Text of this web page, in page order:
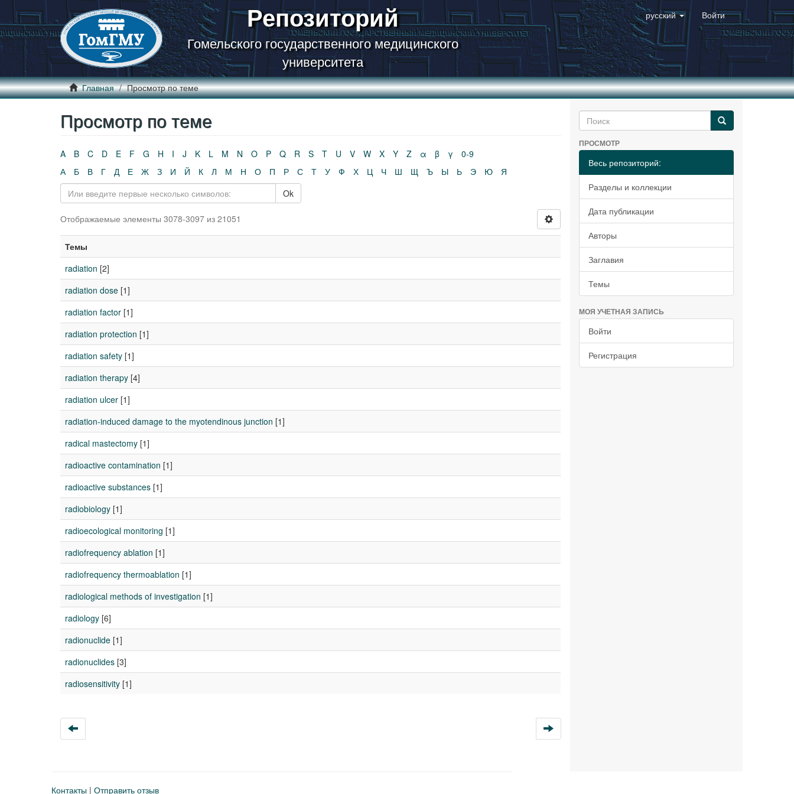
Репозиторий
Гомельского государственного медицинского
университета
русский Войти
Главная Просмотр по теме
Просмотр по теме
A B C D E F G H I J K L M N O P Q R S T U V W X Y Z α β γ
0-9
А
Б В Г Д Е Ж З И Й К Л М Н О П Р С Т У Ф Х Ц Ч Ш Щ Ъ Ы Ь Э Ю
Я
Ok
Отображаемые элементы 3078-3097 из 21051
Темы
radiation [2]
radiation dose [1]
radiation factor [1]
radiation protection [1]
radiation safety [1]
radiation therapy [4]
radiation ulcer [1]
radiation-induced damage to the myotendinous junction [1]
radical mastectomy [1]
radioactive contamination [1]
radioactive substances [1]
radiobiology [1]
radioecological monitoring [1]
radiofrequency ablation [1]
radiofrequency thermoablation [1]
radiological methods of investigation [1]
radiology [6]
radionuclide [1]
radionuclides [3]
radiosensitivity [1]
ПРОСМОТР
Весь репозиторий:
Разделы и коллекции
Дата публикации
Авторы
Заглавия
Темы
МОЯ УЧЕТНАЯ ЗАПИСЬ
Войти
Регистрация
Контакты | Отправить отзыв